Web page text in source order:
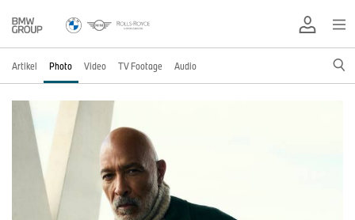
Artikel Photo Video TV Footage Audio